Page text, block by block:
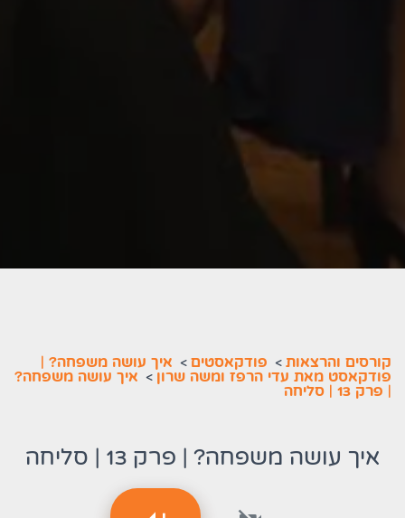
קורסים והרצאות > פודקאסטים > איך עושה משפחה? |
פודקאסט מאת עדי הרפז ומשה שרון > איך עושה משפחה?
| פרק 13 | סליחה
איך עושה משפחה? | פרק 13 | סליחה